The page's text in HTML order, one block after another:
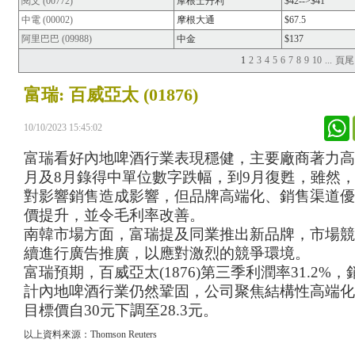
中電 (00002)
摩根大通
$67.5
阿里巴巴 (09988)
中金
$137
1 2 3 4 5 6 7 8 9 10 ... 頁尾
富瑞: 百威亞太 (01876)
10/10/2023 15:45:02
富瑞看好內地啤酒行業表現穩健，主要廠商著力
月及8 月 錄得中單位數字跌幅， 到 9 月復甦， 雖然，
對影響銷售造成影響 ，但品牌高端化、銷售渠道
價提升，並令毛利率改善。
南韓市場方面 ， 富瑞提及 同業推出新品牌，市場
續進行廣告推廣 ， 以應對激烈的競爭環境。
富瑞預期， 百威亞太(1876)第三季利潤率31.2% ，
計內地啤酒行業仍然鞏固，公司聚焦結構性高端
目標價自30元下調至28.3元。
以上資料來源：Thomson Reuters